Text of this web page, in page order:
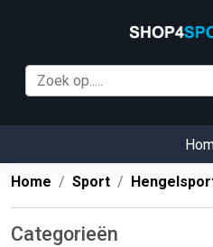
Home Sport
Categorieën